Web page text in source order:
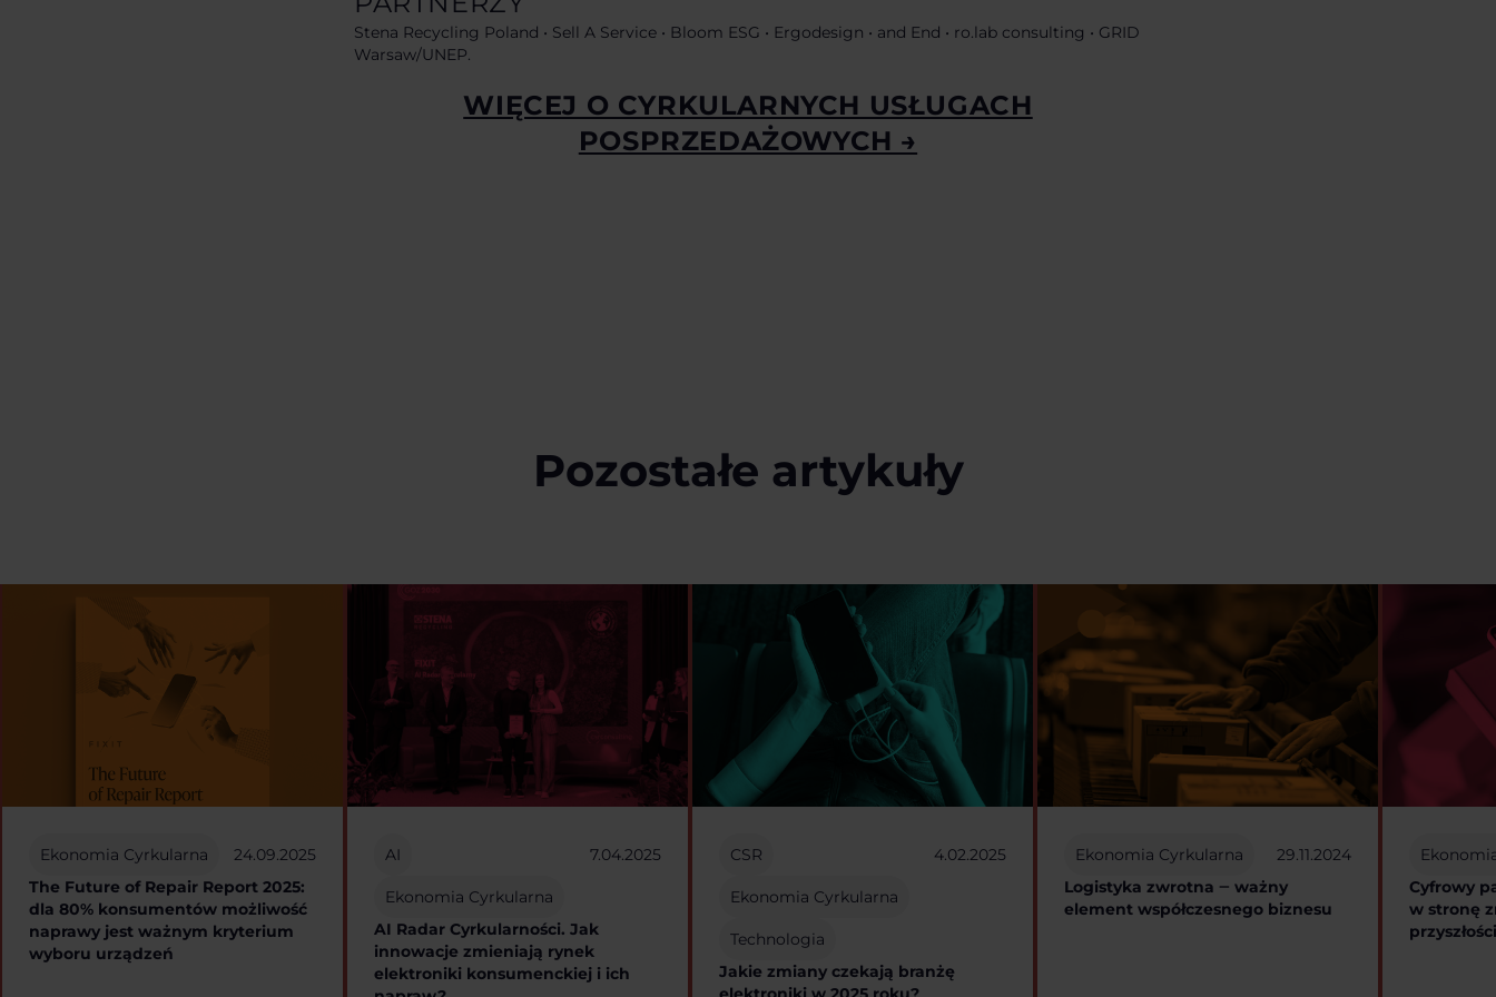
Stena Recycling Poland • Sell A Service • Bloom ESG • Ergodesign • and End • ro.lab consulting • GRID
Warsaw/UNEP.
WIĘCEJ O CYRKULARNYCH USŁUGACH
POSPRZEDAŻOWYCH →
Pozostałe artykuły
Ekonomia Cyrkularna
24.09.2025
The Future of Repair Report 2025:
dla 80% konsumentów możliwość
naprawy jest ważnym kryterium
wyboru urządzeń
AI
Ekonomia Cyrkularna
7.04.2025
AI Radar Cyrkularności. Jak
innowacje zmieniają rynek
elektroniki konsumenckiej i ich
CSR
Ekonomia Cyrkularna
Technologia
4.02.2025
Jakie zmiany czekają branżę
Ekonomia Cyrkularna
29.11.2024
Logistyka zwrotna ‒ ważny
element współczesnego biznesu
Cyfrowy
w stronę
przyszłości